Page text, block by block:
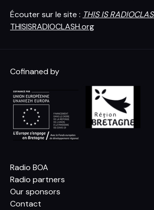
Écouter sur le site : THIS IS
THISISRADIOCLASH.org
Cofinaned by
Radio BOA
Radio partners
Our sponsors
Contact